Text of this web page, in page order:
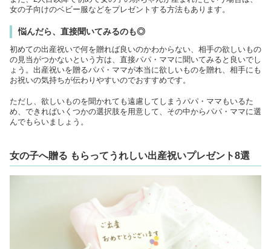
女の子向けのベビー服などをプレゼントする方法もあります。
悩んだら、直接聞いてみるのも◎
初めての出産祝いで何を贈れば良いのかわからない、相手の欲しいもの
の見当がつかないという方は、直接パパ・ママに聞いてみると良いでし
ょう。出産祝いを贈るパパ・ママが本当に欲しいものを贈れ、相手にも
お祝いの気持ちが伝わりやすいのでおすすめです。
ただし、欲しいものを聞かれても遠慮してしまうパパ・ママもいるた
め、できればいくつかの選択肢を用意して、その中からパパ・ママに選
んでもらいましょう。
女の子へ贈る もらってうれしい出産祝いプレゼント8選